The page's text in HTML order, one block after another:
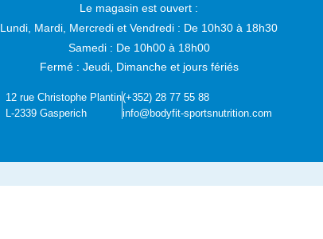
Le magasin est ouvert :
Lundi, Mardi, Mercredi et Vendredi : De 10h30 à 18h30
Samedi : De 10h00 à 18h00
Fermé : Jeudi, Dimanche et jours fériés
12 rue Christophe Plantin
L-2339 Gasperich
(+352) 28 77 55 88
info@bodyfit-sportsnutrition.com